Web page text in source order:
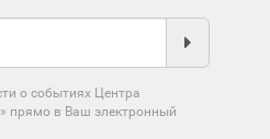
о событиях Центра
прямо в Ваш электронный